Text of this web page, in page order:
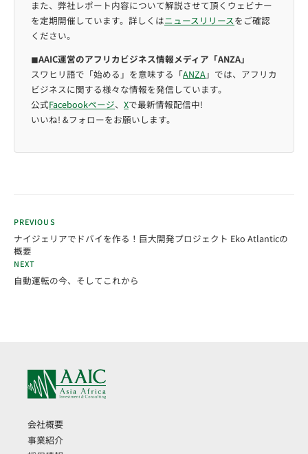
また、弊社レポート内容について解説させて頂くウェビナー
を定期開催しています。詳しくはニュースリリースをご確認
ください。
◼︎AAIC運営のアフリカビジネス情報メディア「ANZA」
スワヒリ語で「始める」を意味する「ANZA」では、アフリカ
ビジネスに関する様々な情報を発信しています。
公式Facebookページ、 Xで最新情報配信中!
いいね! &フォローをお願いします。
PREVIOUS
ナイジェリアでドバイを作る！巨大開発プロジェクト Eko Atlanticの
概要
NEXT
自動運転の今、そしてこれから
会社概要
事業紹介